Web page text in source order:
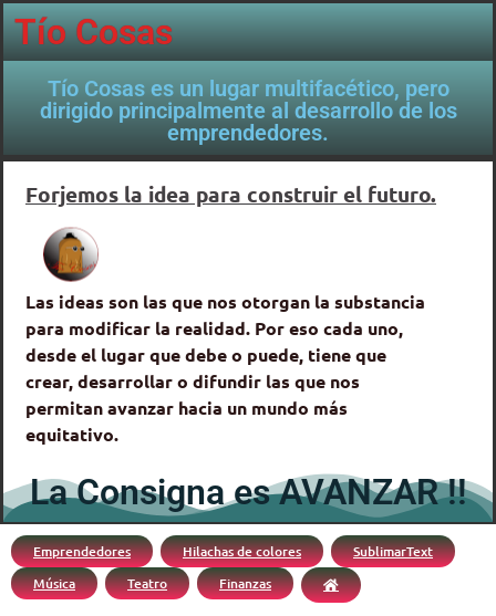
Tío Cosas
Tío Cosas es un lugar multifacético, pero
dirigido principalmente al desarrollo de los
emprendedores.
Forjemos la idea para construir el futuro.
Las ideas son las que nos otorgan la substancia
para modificar la realidad. Por eso cada uno,
desde el lugar que debe o puede, tiene que
crear, desarrollar o difundir las que nos
permitan avanzar hacia un mundo más
equitativo.
La Consigna es AVANZAR !!
Emprendedores Hilachas de colores
SublimarText
Música
Teatro Finanzas